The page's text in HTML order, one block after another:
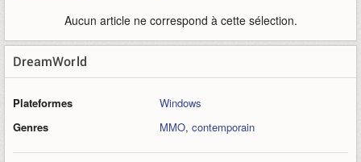
Aucun article ne correspond à cette sélection.
DreamWorld
Plateformes
Windows
Genres
MMO, contemporain